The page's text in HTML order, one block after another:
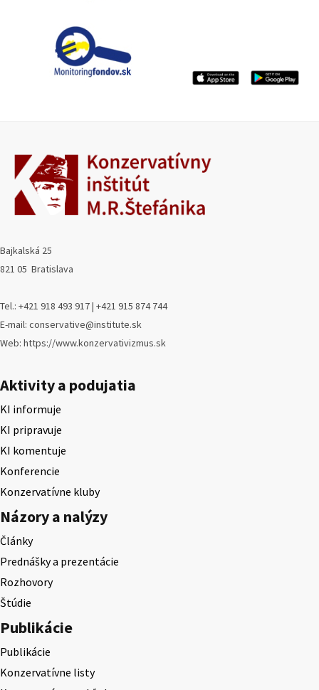
Bajkalská 25
821 05 Bratislava
Tel.: +421 918 493 917 | +421 915 874 744
E-mail: conservative@institute.sk
Web: https://www.konzervativizmus.sk
Aktivity a podujatia
KI informuje
KI pripravuje
KI komentuje
Konferencie
Konzervatívne kluby
Názory a nalýzy
Články
Prednášky a prezentácie
Rozhovory
Štúdie
Publikácie
Publikácie
Konzervatívne listy